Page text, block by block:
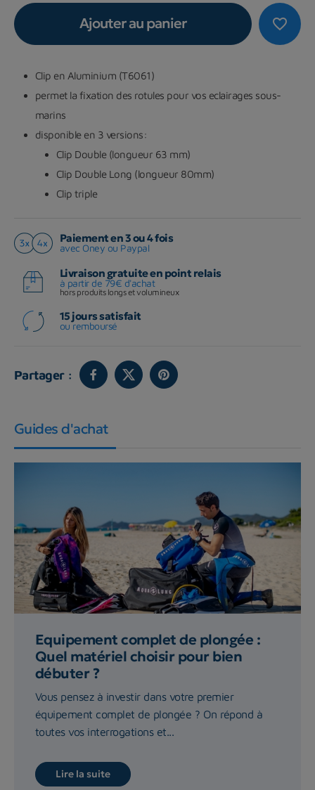
favorite_border
Ajouter au panier
Clip en Aluminium (T6061)
permet la fixation des rotules pour vos eclairages sous-
marins
disponible en 3 versions:
Clip Double (longueur 63 mm)
Clip Double Long (longueur 80mm)
Clip triple
Paiement en 3 ou 4 fois
avec Oney ou Paypal
Livraison gratuite en point relais
à partir de 79€ d'achat
hors produits longs et volumineux
15 jours satisfait
ou remboursé
Partager :
Guides d'achat
Equipement complet de plongée :
Quel matériel choisir pour bien
débuter ?
Vous pensez à investir dans votre premier
équipement complet de plongée ? On répond à
toutes vos interrogations et...
Lire la suite